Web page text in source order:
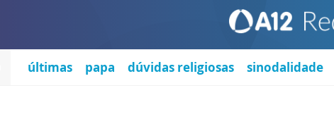
últimas papa dúvidas religiosas sinodalidade